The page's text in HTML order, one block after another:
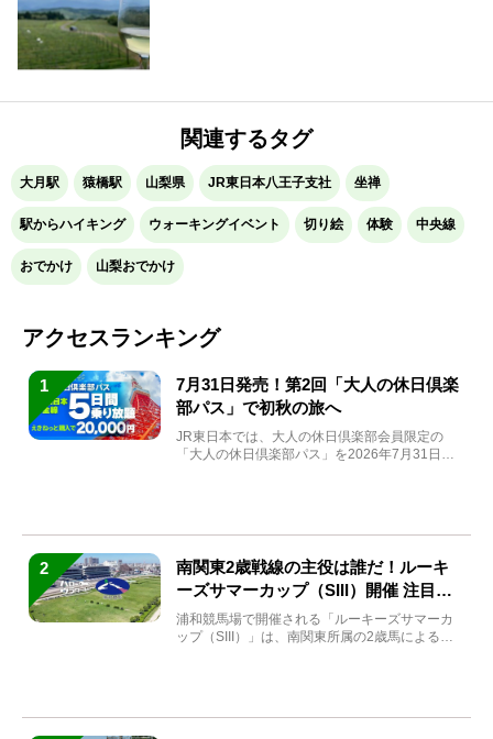
関連するタグ
大月駅 猿橋駅 山梨県 JR東日本八王子支社 坐禅
駅からハイキング ウォーキングイベント 切り絵 体験 中央線
おでかけ 山梨おでかけ
アクセスランキング
1
7月31日発売！第2回「大人の休日倶楽
部パス」で初秋の旅へ
JR東日本では、大人の休日倶楽部会員限定の
「大人の休日倶楽部パス」を2026年7月31日
2
南関東2歳戦線の主役は誰だ！ルーキ
ーズサマーカップ（SIII）開催 注目馬
と見どころをチェック
浦和競馬場で開催される「ルーキーズサマーカ
ップ（SIII）」は、南関東所属の2歳馬による注